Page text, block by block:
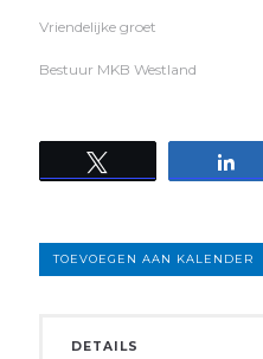
Vriendelijke groet
Bestuur MKB Westland
TOEVOEGEN AAN KALENDER
DETAILS